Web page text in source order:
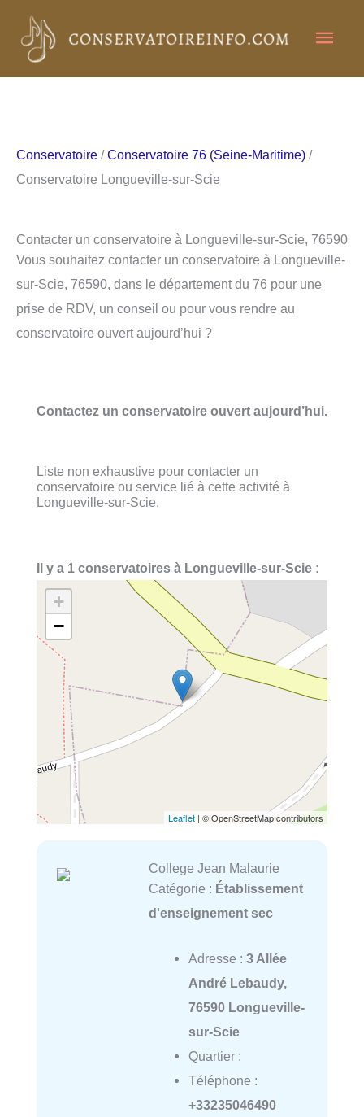
contenu
Conservatoire /Conservatoire 76 (Seine-Maritime) /
Conservatoire Longueville-sur-Scie
Contacter un conservatoire à Longueville-sur-Scie, 76590
Vous souhaitez contacter un conservatoire à Longueville-
sur-Scie, 76590, dans le département du 76 pour une
prise de RDV, un conseil ou pour vous rendre au
conservatoire ouvert aujourd’hui ?
Contactez un conservatoire ouvert aujourd’hui.
Liste non exhaustive pour contacter un
conservatoire ou service lié à cette activité à
Longueville-sur-Scie.
Il y a 1 conservatoires à Longueville-sur-Scie :
+
−
Leaflet | © OpenStreetMap contributors
College Jean Malaurie
Catégorie : Établissement
d'enseignement sec
Adresse : 3 Allée
André Lebaudy,
76590 Longueville-
sur-Scie
Quartier :
Téléphone :
+33235046490